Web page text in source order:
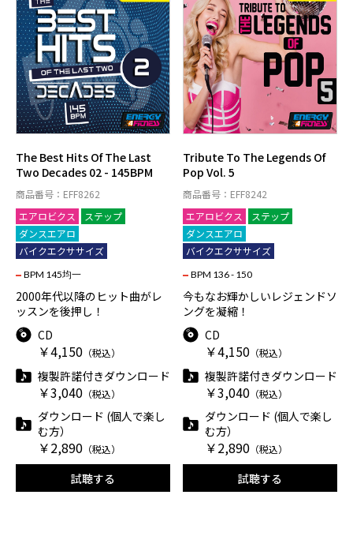
The Best Hits Of The Last
Two Decades 02 - 145BPM
商品番号：EFF8262
エアロビクス
ステップ
ダンスエアロ
バイクエクササイズ
BPM 145均一
2000年代以降のヒット曲がレ
ッスンを後押し！
CD
￥4,150 （税込）
複製許諾付きダウンロード
￥3,040 （税込）
ダウンロード (個人で楽し
む方）
￥2,890 （税込）
試聴する
Tribute To The Legends Of
Pop Vol. 5
商品番号：EFF8242
エアロビクス
ステップ
ダンスエアロ
バイクエクササイズ
BPM 136 - 150
今もなお輝かしいレジェンドソ
ングを凝縮！
CD
￥4,150 （税込）
複製許諾付きダウンロード
￥3,040 （税込）
ダウンロード (個人で楽し
む方）
￥2,890 （税込）
試聴する